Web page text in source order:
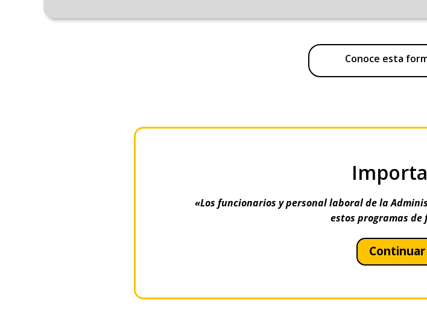
Conoce esta
«Los funcionarios y personal laboral de la
estos programas de
Continuar